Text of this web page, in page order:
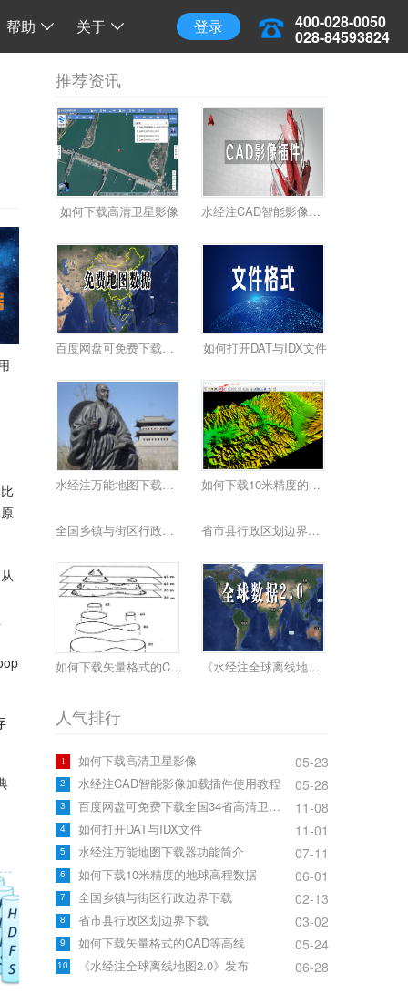
登录 400-028-0050
028-84593824
帮助 关于
三维地球
三维离线地球 开源 API 调用
推荐资讯
如何下载高清卫星影像 水经注CAD智能影像加载插件使用教程
百度网盘可免费下载全国34省高清卫星影像啦！ 如何打开DAT与IDX文件
水经注万能地图下载器功能简介 如何下载10米精度的地球高程数据
全国乡镇与街区行政边界下载 省市县行政区划边界下载
如何下载矢量格式的CAD等高线 《水经注全球离线地图2.0》发布
人气排行
05-23
1 如何下载高清卫星影像
05-28
2 水经注CAD智能影像加载插件使用教程
11-08
3 百度网盘可免费下载全国34省高清卫星影像啦！
11-01
4 如何打开DAT与IDX文件
07-11
5 水经注万能地图下载器功能简介
06-01
6 如何下载10米精度的地球高程数据
02-13
7 全国乡镇与街区行政边界下载
03-02
8 省市县行政区划边界下载
05-24
9 如何下载矢量格式的CAD等高线
06-28
10 《水经注全球离线地图2.0》发布